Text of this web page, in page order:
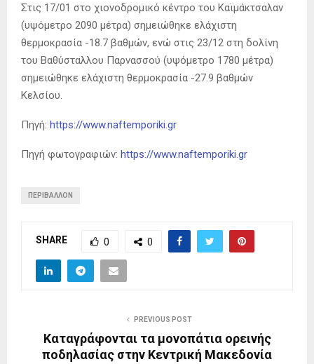
Στις 17/01 στο χιονοδρομικό κέντρο του Καϊμάκτσαλαν
(υψόμετρο 2090 μέτρα) σημειώθηκε ελάχιστη
θερμοκρασία -18.7 βαθμών, ενώ στις 23/12 στη δολίνη
του Βαθύσταλλου Παρνασσού (υψόμετρο 1780 μέτρα)
σημειώθηκε ελάχιστη θερμοκρασία -27.9 βαθμών
Κελσίου.
Πηγή: https://www.naftemporiki.gr
Πηγή φωτογραφιών: https://www.naftemporiki.gr
ΠΕΡΙΒΆΛΛΟΝ
SHARE 0 0
PREVIOUS POST
Καταγράφονται τα μονοπάτια ορεινής
ποδηλασίας στην Κεντρική Μακεδονία